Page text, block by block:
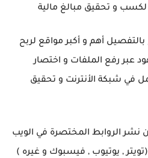
لكسب و تحقيق مبالغ مالية
أهم و أكبر مواقع لربح
عبر رفع الملفات و اختصار
في شبكة الأنترنت و تحقيق
نشر الروابط المختصرة في الويب
, يوتيوب , فيسبوك و غيره )